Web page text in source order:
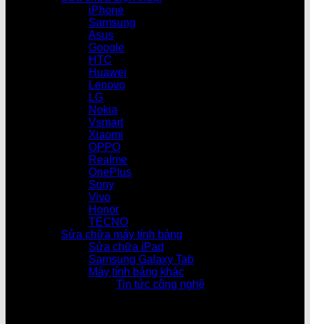
iPhone
Samsung
Asus
Google
HTC
Huawei
Lenovo
LG
Nokia
Vsmart
Xiaomi
OPPO
Realme
OnePlus
Sony
Vivo
Honor
TECNO
Sửa chữa máy tính bảng
Sửa chữa iPad
Samsung Galaxy Tab
Máy tính bảng khác
Tin tức công nghệ